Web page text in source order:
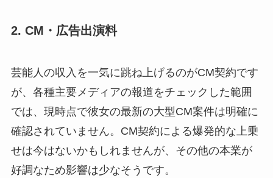
2. CM・広告出演料
芸能人の収入を一気に跳ね上げるのがCM契約です
が、各種主要メディアの報道をチェックした範囲
では、現時点で彼女の最新の大型CM案件は明確に
確認されていません。CM契約による爆発的な上乗
せは今はないかもしれませんが、その他の本業が
好調なため影響は少なそうです。